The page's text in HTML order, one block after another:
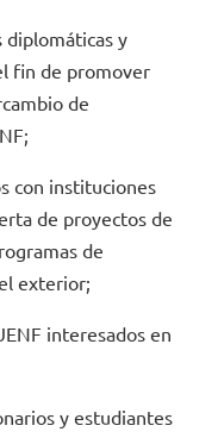
diplomáticas y
fin de promover
de
con instituciones
de proyectos de
de
exterior;
interesados en
y estudiantes